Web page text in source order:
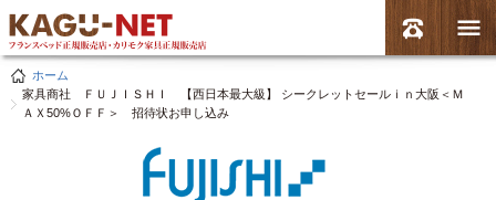
ホーム
家具商社 ＦＵＪＩＳＨＩ 【西日本最大級】 シークレットセールｉｎ大阪＜Ｍ
ＡＸ50%ＯＦＦ＞ 招待状お申し込み